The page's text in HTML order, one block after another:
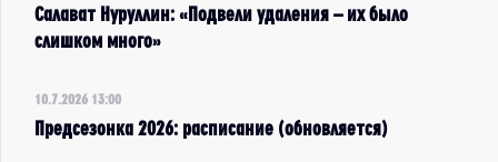
Салават Нуруллин: «Подвели удаления – их было
слишком много»
10.7.2026 13:00
Предсезонка 2026: расписание (обновляется)